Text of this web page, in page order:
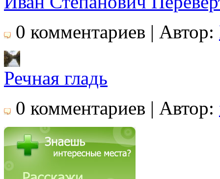
0 комментариев | Автор:
Речная гладь
0 комментариев | Автор: